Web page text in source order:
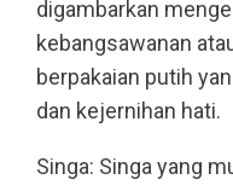
digambarkan
kebangsawanan
berpakaian putih
dan kejernihan hati.
Singa: Singa yang